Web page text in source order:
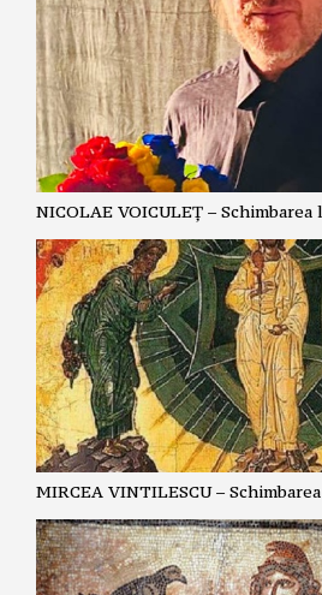
NICOLAE VOICULEȚ – Schimbarea
MIRCEA VINTILESCU –